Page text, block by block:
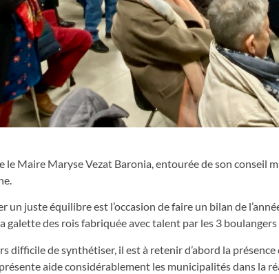
Maire Maryse Vezat Baronia, entourée de son conseil
juste équilibre est l’occasion de faire un bilan de
galette des rois fabriquée avec talent par les 3 boulangers
difficile de synthétiser, il est à retenir d’abord la
aide considérablement les municipalités dans la